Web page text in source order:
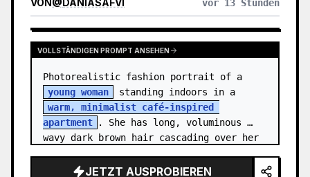
VON@DANIASAFVI vor 13 Stunden
VOLLSTÄNDIGEN PROMPT ANSEHEN
young woman
warm, minimalist café-inspired
apartment
. She has long, voluminous
wavy dark brown hair cascading over her
JETZT AUSPROBIEREN